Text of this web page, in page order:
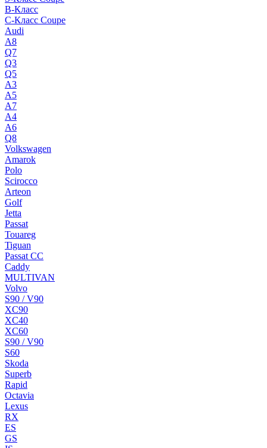
B-Класс
C-Класс Coupe
Audi
A8
Q7
Q3
Q5
A3
A5
A7
A4
A6
Q8
Volkswagen
Amarok
Polo
Scirocco
Arteon
Golf
Jetta
Passat
Touareg
Tiguan
Passat CC
Caddy
MULTIVAN
Volvo
S90 / V90
XC90
XC40
XC60
S90 / V90
S60
Skoda
Superb
Rapid
Octavia
Lexus
RX
ES
GS